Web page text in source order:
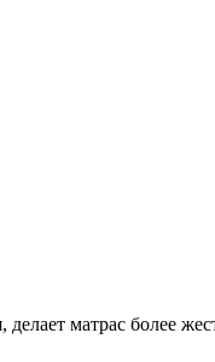
матрас более